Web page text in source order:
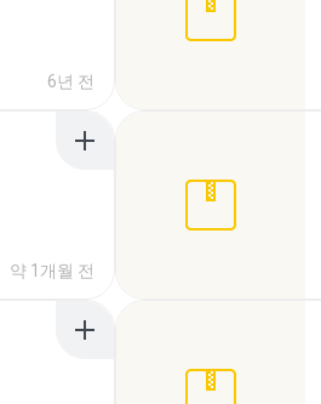
6년 전
약 1개월 전